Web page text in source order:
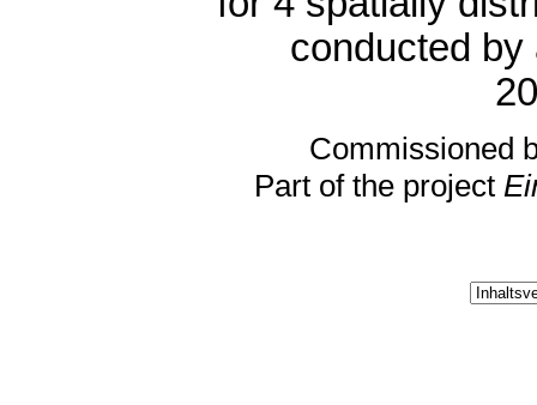
conducted by
Commissioned
Part of the project